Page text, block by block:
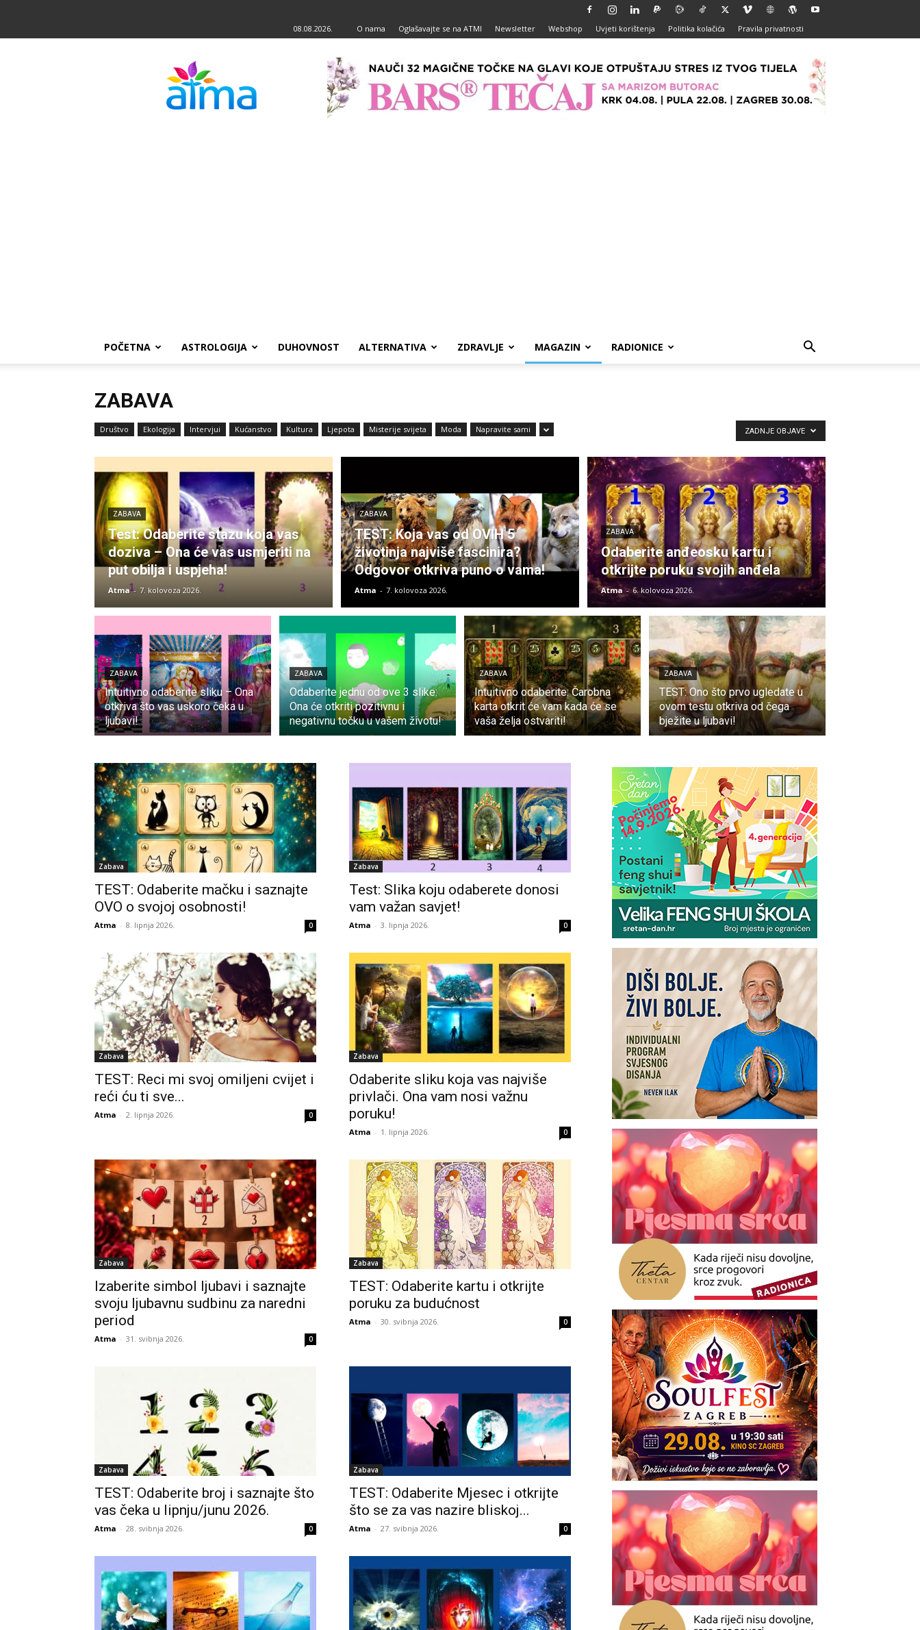
08.08.2026. O nama Oglašavajte se na ATMI Newsletter Webshop Uvjeti korištenja Politika kolačića Pravila privatnosti
POČETNA ASTROLOGIJA DUHOVNOST ALTERNATIVA ZDRAVLJE MAGAZIN RADIONICE
ZABAVA
Društvo Ekologija Intervjui Kućanstvo Kultura Ljepota Misterije svijeta Moda Napravite sami ZADNJE OBJAVE
ZABAVA
Test: Odaberite stazu koja vas
doziva – Ona će vas usmjeriti na
put obilja i uspjeha!
Atma - 7. kolovoza 2026.
ZABAVA
TEST: Koja vas od OVIH 5
životinja najviše fascinira?
Odgovor otkriva puno o vama!
Atma - 7. kolovoza 2026.
ZABAVA
Odaberite anđeosku kartu i
otkrijte poruku svojih anđela
Atma - 6. kolovoza 2026.
ZABAVA
Intuitivno odaberite sliku – Ona
otkriva što vas uskoro čeka u
ljubavi!
ZABAVA
Odaberite jednu od ove 3 slike:
Ona će otkriti pozitivnu i
negativnu točku u vašem životu!
ZABAVA
Intuitivno odaberite: Čarobna
karta otkrit će vam kada će se
vaša želja ostvariti!
ZABAVA
TEST: Ono što prvo ugledate u
ovom testu otkriva od čega
bježite u ljubavi!
Zabava
TEST: Odaberite mačku i saznajte
OVO o svojoj osobnosti!
Atma - 8. lipnja 2026. 0
Zabava
Test: Slika koju odaberete donosi
vam važan savjet!
Atma - 3. lipnja 2026. 0
Zabava
TEST: Reci mi svoj omiljeni cvijet i
reći ću ti sve...
Atma - 2. lipnja 2026. 0
Zabava
Odaberite sliku koja vas najviše
privlači. Ona vam nosi važnu
poruku!
Atma - 1. lipnja 2026. 0
Zabava
Izaberite simbol ljubavi i saznajte
svoju ljubavnu sudbinu za naredni
period
Atma - 31. svibnja 2026. 0
Zabava
TEST: Odaberite kartu i otkrijte
poruku za budućnost
Atma - 30. svibnja 2026. 0
Zabava
TEST: Odaberite broj i saznajte što
vas čeka u lipnju/junu 2026.
Atma - 28. svibnja 2026. 0
Zabava
TEST: Odaberite Mjesec i otkrijte
što se za vas nazire bliskoj...
Atma - 27. svibnja 2026. 0